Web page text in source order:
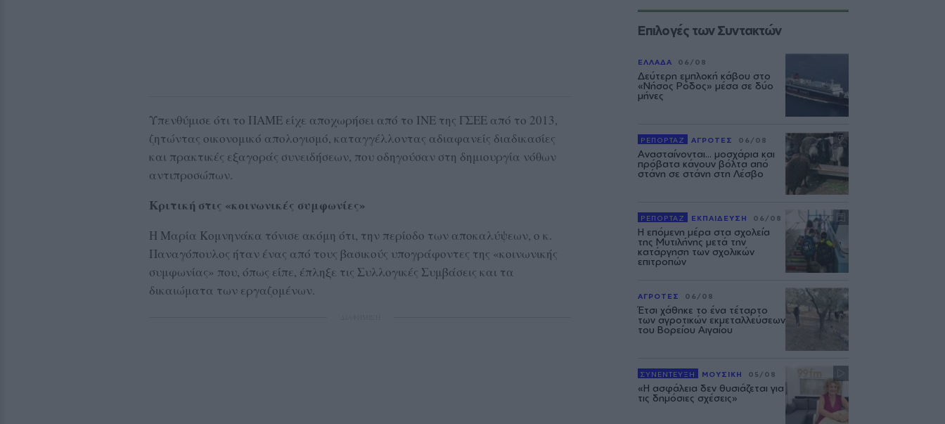
Υπενθύμισε ότι το ΠΑΜΕ είχε αποχωρήσει από το ΙΝΕ της ΓΣΕΕ από το 2013,
ζητώντας οικονομικό απολογισμό, καταγγέλλοντας αδιαφανείς διαδικασίες
και πρακτικές εξαγοράς συνειδήσεων, που οδηγούσαν στη δημιουργία νόθων
αντιπροσώπων.
Κριτική στις «κοινωνικές συμφωνίες»
Η Μαρία Κομνηνάκα τόνισε ακόμη ότι, την περίοδο των αποκαλύψεων, ο κ.
Παναγόπουλος ήταν ένας από τους βασικούς υπογράφοντες της «κοινωνικής
συμφωνίας» που, όπως είπε, έπληξε τις Συλλογικές Συμβάσεις και τα
δικαιώματα των εργαζομένων.
Επιλογές των Συντακτών
ΕΛΛΑΔΑ 06/08
Δεύτερη εμπλοκή κάβου στο
«Νήσος Ρόδος» μέσα σε δύο
μήνες
ΡΕΠΟΡΤΑΖ ΑΓΡΟΤΕΣ 06/08
Ανασταίνονται... μοσχάρια και
πρόβατα κάνουν βόλτα από
στάνη σε στάνη στη Λέσβο
ΡΕΠΟΡΤΑΖ ΕΚΠΑΙΔΕΥΣΗ 06/08
Η επόμενη μέρα στα σχολεία
της Μυτιλήνης μετά την
κατάργηση των σχολικών
επιτροπών
ΑΓΡΟΤΕΣ 06/08
Έτσι χάθηκε το ένα τέταρτο
των αγροτικών εκμεταλλεύσεων
του Βορείου Αιγαίου
ΣΥΝΕΝΤΕΥΞΗ ΜΟΥΣΙΚΗ 05/08
«Η ασφάλεια δεν θυσιάζεται για
τις δημόσιες σχέσεις»